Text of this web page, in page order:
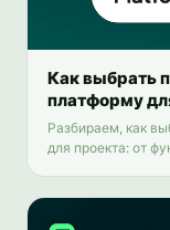
Как выбрать
платформу
Разбираем, как
для проекта: от